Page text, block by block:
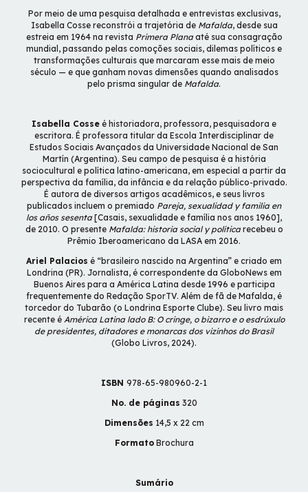
Por meio de uma pesquisa detalhada e entrevistas exclusivas,
Isabella Cosse reconstrói a trajetória de Mafalda, desde sua
estreia em 1964 na revista Primera Planaaté sua consagração
mundial, passando pelas comoções sociais, dilemas políticos e
transformações culturais que marcaram esse mais de meio
século — e que ganham novas dimensões quando analisados
pelo prisma singular de Mafalda.
Isabella Cosse é historiadora, professora, pesquisadora e
escritora. É professora titular da Escola Interdisciplinar de
Estudos Sociais Avançados da Universidade Nacional de San
Martín (Argentina). Seu campo de pesquisa é a história
sociocultural e política latino-americana, em especial a partir da
perspectiva da família, da infância e da relação público-privado.
É autora de diversos artigos acadêmicos, e seus livros
publicados incluem o premiado Pareja, sexualidad y familia en
los años sesenta[Casais, sexualidade e família nos anos 1960],
de 2010. O presente Mafalda: historia social y políticarecebeu o
Prêmio Iberoamericano da LASA em 2016.
Ariel Palacios é “brasileiro nascido na Argentina” e criado em
Londrina (PR). Jornalista, é correspondente da GloboNews em
Buenos Aires para a América Latina desde 1996 e participa
frequentemente do Redação SporTV. Além de fã de Mafalda, é
torcedor do Tubarão (o Londrina Esporte Clube). Seu livro mais
recente é América Latina lado B: O cringe, o bizarro e o esdrúxulo
de presidentes, ditadores e monarcas dos vizinhos do Brasil
(Globo Livros, 2024).
ISBN 978-65-980960-2-1
No. de páginas 320
Dimensões 14,5 x 22 cm
FormatoBrochura
Sumário